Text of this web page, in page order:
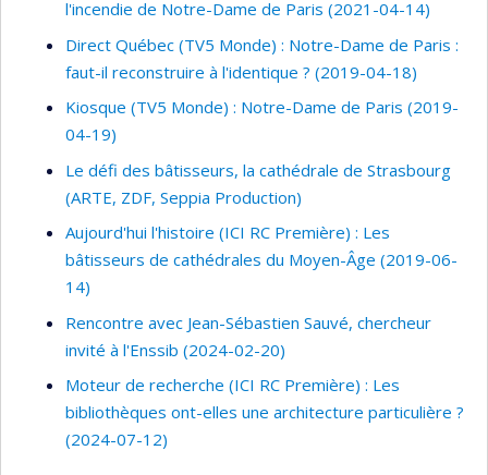
l'incendie de Notre-Dame de Paris (2021-04-14)
Direct Québec (TV5 Monde) : Notre-Dame de Paris :
faut-il reconstruire à l'identique ? (2019-04-18)
Kiosque (TV5 Monde) : Notre-Dame de Paris (2019-
04-19)
Le défi des bâtisseurs, la cathédrale de Strasbourg
(ARTE, ZDF, Seppia Production)
Aujourd'hui l'histoire (ICI RC Première) : Les
bâtisseurs de cathédrales du Moyen-Âge (2019-06-
14)
Rencontre avec Jean-Sébastien Sauvé, chercheur
invité à l'Enssib (2024-02-20)
Moteur de recherche (ICI RC Première) : Les
bibliothèques ont-elles une architecture particulière ?
(2024-07-12)